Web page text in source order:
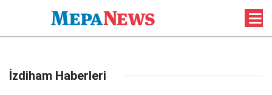
İzdiham Haberleri